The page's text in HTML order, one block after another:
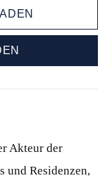
Akteur der
und Residenzen,